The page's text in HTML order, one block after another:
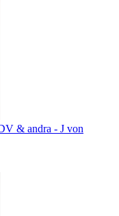
& andra - J von